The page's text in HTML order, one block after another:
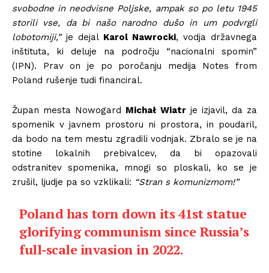
svobodne in neodvisne Poljske, ampak so po letu 1945
storili vse, da bi našo narodno dušo in um podvrgli
lobotomiji,”je dejal Karol Nawrocki, vodja državnega
inštituta, ki deluje na področju “nacionalni spomin”
(IPN). Prav on je po poročanju medija Notes from
Poland rušenje tudi financiral.
Župan mesta Nowogard Michał Wiatr je izjavil, da za
spomenik v javnem prostoru ni prostora, in poudaril,
da bodo na tem mestu zgradili vodnjak. Zbralo se je na
stotine lokalnih prebivalcev, da bi opazovali
odstranitev spomenika, mnogi so ploskali, ko se je
zrušil, ljudje pa so vzklikali: “Stran s komunizmom!”
Poland has torn down its 41st statue
glorifying communism since Russia’s
full-scale invasion in 2022.